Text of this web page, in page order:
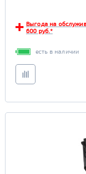
Выгода на
600 руб.*
есть в наличии